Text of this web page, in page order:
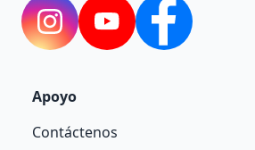
InstagramYouTube Facebook
Apoyo
Contáctenos